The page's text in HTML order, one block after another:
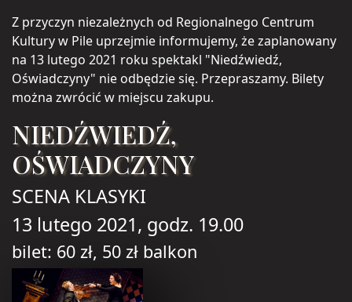
Z przyczyn niezależnych od Regionalnego Centrum
Kultury w Pile uprzejmie informujemy, że zaplanowany
na 13 lutego 2021 roku spektakl "Niedźwiedź,
Oświadczyny" nie odbędzie się. Przepraszamy. Bilety
można zwrócić w miejscu zakupu.
NIEDŹWIEDŹ,
OŚWIADCZYNY
SCENA KLASYKI
13 lutego 2021, godz. 19.00
bilet: 60 zł, 50 zł balkon